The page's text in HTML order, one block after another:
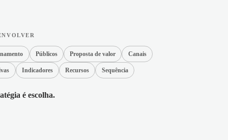
Públicos Proposta de valor Canais
Indicadores Recursos Sequência
é escolha.